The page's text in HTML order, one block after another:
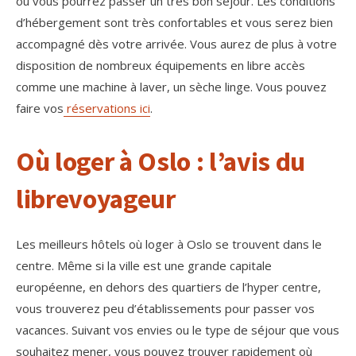
d’hébergement sont très confortables et vous serez bien
accompagné dès votre arrivée. Vous aurez de plus à votre
disposition de nombreux équipements en libre accès
comme une machine à laver, un sèche linge. Vous pouvez
faire vos réservations ici.
Où loger à Oslo : l’avis du
librevoyageur
Les meilleurs hôtels où loger à Oslo se trouvent dans le
centre. Même si la ville est une grande capitale
européenne, en dehors des quartiers de l’hyper centre,
vous trouverez peu d’établissements pour passer vos
vacances. Suivant vos envies ou le type de séjour que vous
souhaitez mener, vous pouvez trouver rapidement où